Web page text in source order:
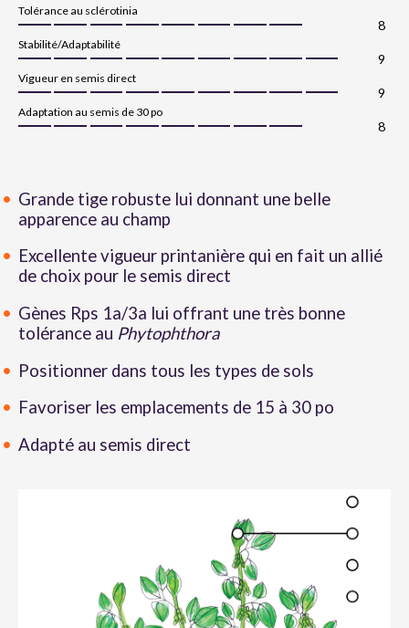
Tolérance au sclérotinia
8
Stabilité/Adaptabilité
9
Vigueur en semis direct
9
Adaptation au semis de 30 po
8
Grande tige robuste lui donnant une belle
apparence au champ
Excellente vigueur printanière qui en fait un allié
de choix pour le semis direct
Gènes Rps 1a/3a lui offrant une très bonne
tolérance au Phytophthora
Positionner dans tous les types de sols
Favoriser les emplacements de 15 à 30 po
Adapté au semis direct